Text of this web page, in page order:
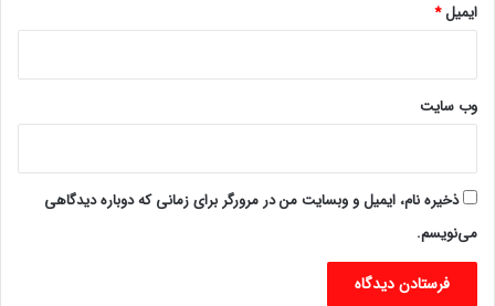
ایمیل*
وب‌ سایت
ذخیره نام، ایمیل و وبسایت من در مرورگر برای زمانی که دوباره دیدگاهی
می‌نویسم.